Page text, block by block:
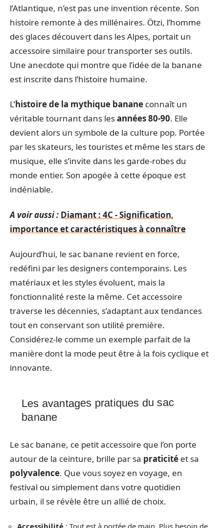
l’Atlantique, n’est pas une invention récente. Son
histoire remonte à des millénaires. Ötzi, l’homme
des glaces découvert dans les Alpes, portait un
accessoire similaire pour transporter ses outils.
Une anecdote qui montre que l’idée de la banane
est inscrite dans l’histoire humaine.
L’histoire de la mythique banane connaît un
véritable tournant dans lesannées 80-90. Elle
devient alors un symbole de la culture pop. Portée
par les skateurs, les touristes et même les stars de
musique, elle s’invite dans les garde-robes du
monde entier. Son apogée à cette époque est
indéniable.
A voir aussi : Diamant : 4C - Signification,
importance et caractéristiques à connaître
Aujourd’hui, le sac banane revient en force,
redéfini par les designers contemporains. Les
matériaux et les styles évoluent, mais la
fonctionnalité reste la même. Cet accessoire
traverse les décennies, s’adaptant aux tendances
tout en conservant son utilité première.
Considérez-le comme un exemple parfait de la
manière dont la mode peut être à la fois cyclique et
innovante.
Les avantages pratiques du sac
banane
Le sac banane, ce petit accessoire que l’on porte
autour de la ceinture, brille par sa praticité et sa
polyvalence. Que vous soyez en voyage, en
festival ou simplement dans votre quotidien
urbain, il se révèle être un allié de choix.
Accessibilité : Tout est à portée de main. Plus besoin de